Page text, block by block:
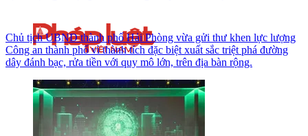
Chủ tịch UBND thành phố Hải Phòng vừa gửi thư khen lực lượng
Công an thành phố vì thành tích đặc biệt xuất sắc triệt phá đường
dây đánh bạc, rửa tiền với quy mô lớn, trên địa bàn rộng.